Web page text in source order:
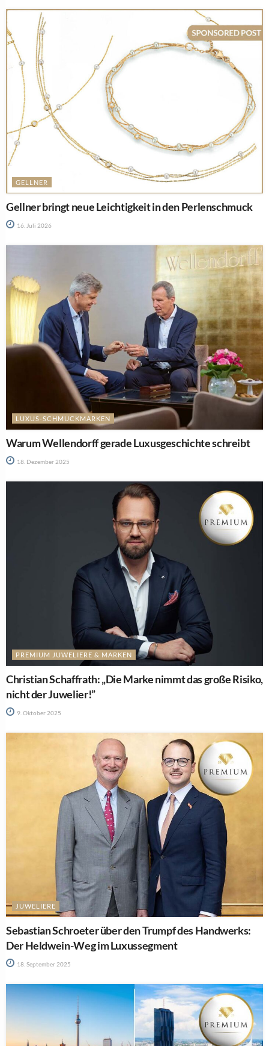
GELLNER
Gellner bringt neue Leichtigkeit in den Perlenschmuck
16. Juli 2026
LUXUS-SCHMUCKMARKEN
Warum Wellendorff gerade Luxusgeschichte schreibt
18. Dezember 2025
PREMIUM JUWELIERE & MARKEN
Christian Schaffrath: „Die Marke nimmt das große Risiko,
nicht der Juwelier!”
9. Oktober 2025
JUWELIERE
Sebastian Schroeter über den Trumpf des Handwerks:
Der Heldwein-Weg im Luxussegment
18. September 2025